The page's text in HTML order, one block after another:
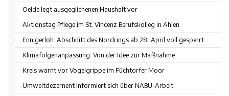
Oelde legt ausgeglichenen Haushalt vor
Aktionstag Pflege im St. Vincenz Berufskolleg in Ahlen
Ennigerloh: Abschnitt des Nordrings ab 28. April voll gesperrt
Klimafolgenanpassung: Von der Idee zur Maßnahme
Kreis warnt vor Vogelgrippe im Füchtorfer Moor
Umweltdezernent informiert sich über NABU-Arbeit